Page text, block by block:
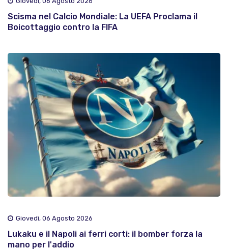
Scisma nel Calcio Mondiale: La UEFA Proclama il
Boicottaggio contro la FIFA
Giovedì, 06 Agosto 2026
Lukaku e il Napoli ai ferri corti: il bomber forza la
mano per l'addio